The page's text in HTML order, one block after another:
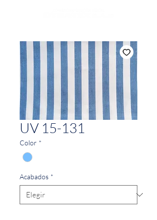
UV 15-131
Color *
Acabados *